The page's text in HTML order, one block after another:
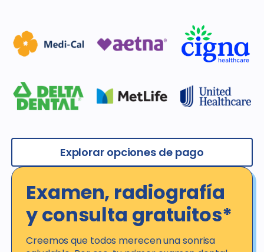
Explorar opciones de pago
Examen, radiografía
y consulta gratuitos*
Creemos que todos merecen una sonrisa